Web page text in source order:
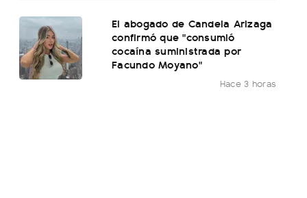
El abogado de Candela Arizaga
confirmó que "consumió
cocaína suministrada por
Facundo Moyano"
Hace 3 horas